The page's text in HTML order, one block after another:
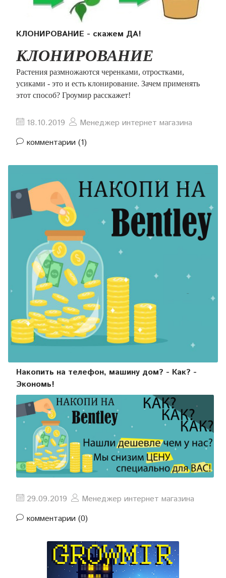
КЛОНИРОВАНИЕ - скажем ДА!
КЛОНИРОВАНИЕ
Растения размножаются черенками, отростками,
усиками - это и есть клонирование. Зачем применять
этот способ? Гроумир расскажет!
18.10.2019
Менеджер интернет магазина
комментарии (1)
Накопить на телефон, машину дом? - Как? -
Экономь!
29.09.2019
Менеджер интернет магазина
комментарии (0)